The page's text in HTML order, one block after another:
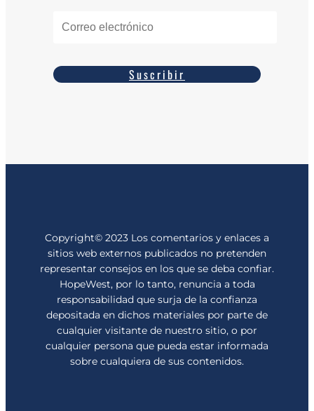
Suscribir
Copyright© 2023 Los comentarios y enlaces a
sitios web externos publicados no pretenden
representar consejos en los que se deba confiar.
HopeWest, por lo tanto, renuncia a toda
responsabilidad que surja de la confianza
depositada en dichos materiales por parte de
cualquier visitante de nuestro sitio, o por
cualquier persona que pueda estar informada
sobre cualquiera de sus contenidos.